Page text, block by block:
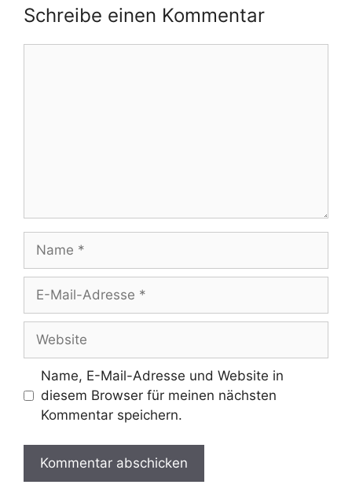
Schreibe einen Kommentar
Mail-
Adresse
Name, E-Mail-Adresse und Website in
diesem Browser für meinen nächsten
Kommentar speichern.